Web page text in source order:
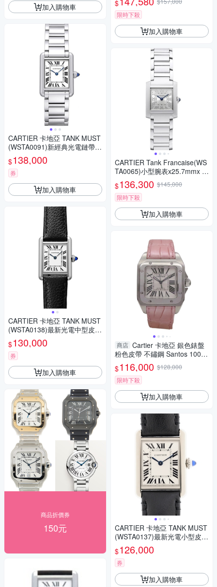
加入購物車
CARTIER 卡地亞 TANK MUST
(WSTA0091)新經典光電鏈帶小
型腕錶x29.5x 22mm
$138,000
券
加入購物車
CARTIER 卡地亞 TANK MUST
(WSTA0138)最新光電中型皮帶
表x33.7x25.5mm
$130,000
券
加入購物車
商品折價券
150元
$
限時下殺
加入購物車
CARTIER Tank Francaise(WS
TA0065)小型腕表x25.7mmx 2
1.2mm
$136,300 $145,000
限時下殺
加入購物車
商店 Cartier 卡地亞 銀色錶盤
粉色皮帶 不鏽鋼 Santos 100
腕錶 W20126X8 【二手名牌B
RAND OFF】
$116,000 $128,000
限時下殺
加入購物車
CARTIER 卡地亞 TANK MUST
(WSTA0137)最新光電小型皮帶
表x29.5x22mm
$126,000
券
加入購物車